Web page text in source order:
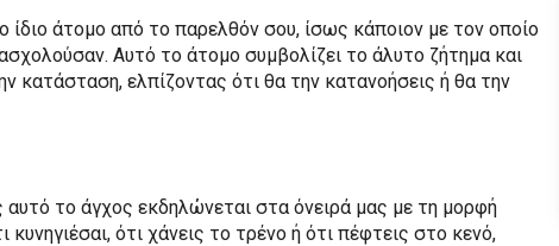
ίδιο άτομο από το παρελθόν σου, ίσως κάποιον με τον οποίο
Αυτό το άτομο συμβολίζει το άλυτο ζήτημα και
κατάσταση, ελπίζοντας ότι θα την κατανοήσεις ή θα την
το άγχος εκδηλώνεται στα όνειρά μας με τη μορφή
ότι χάνεις το τρένο ή ότι πέφτεις στο κενό,